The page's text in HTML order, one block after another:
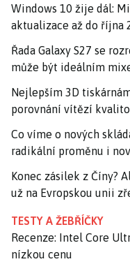
Windows 10 žije dál:
aktualizace až do října
Řada Galaxy S27 se
může být ideálním
Nejlepším 3D
porovnání vítězí
Co víme o nových
radikální proměnu i
Konec zásilek z Číny?
už na Evropskou unii
TESTY A ŽEBŘÍČKY
Recenze: Intel Core
nízkou cenu